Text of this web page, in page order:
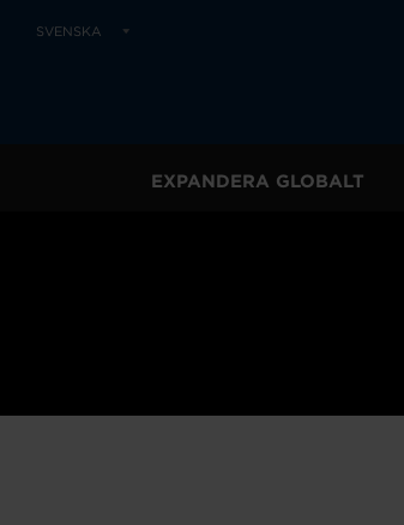
SVENSKA
EXPANDERA GLOBALT